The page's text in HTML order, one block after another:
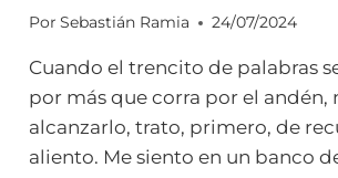
Por Sebastián Ramia 24/07/2024
Cuando el trencito de palabras
por más que corra por el andén,
alcanzarlo, trato, primero, de
aliento. Me siento en un banco